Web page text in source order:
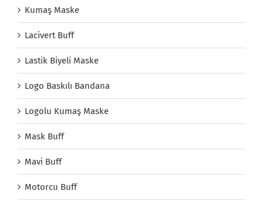
Kumaş Maske
Lacivert Buff
Lastik Biyeli Maske
Logo Baskılı Bandana
Logolu Kumaş Maske
Mask Buff
Mavi Buff
Motorcu Buff